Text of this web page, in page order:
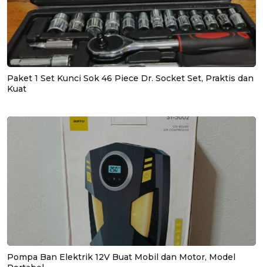
Paket 1 Set Kunci Sok 46 Piece Dr. Socket Set, Praktis dan
Kuat
Pompa Ban Elektrik 12V Buat Mobil dan Motor, Model